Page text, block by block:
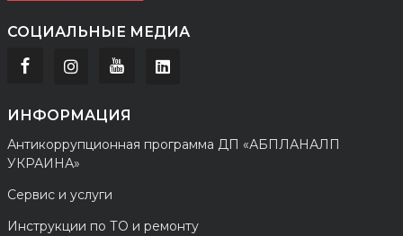
СОЦИАЛЬНЫЕ МЕДИА
ИНФОРМАЦИЯ
Антикоррупционная программа ДП «АБПЛАНАЛП
УКРАИНА»
Сервис и услуги
Инструкции по ТО и ремонту